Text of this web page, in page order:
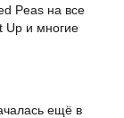
Peas на все
Up и многие
ещё в